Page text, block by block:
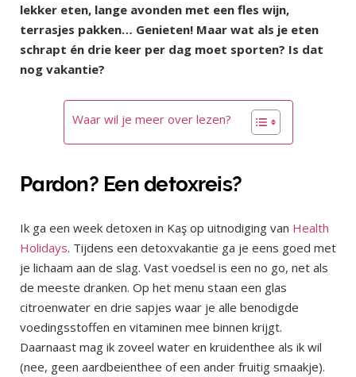
lekker eten, lange avonden met een fles wijn,
terrasjes pakken… Genieten! Maar wat als je eten
schrapt én drie keer per dag moet sporten? Is dat
nog vakantie?
Waar wil je meer over lezen?
Pardon? Een detoxreis?
Ik ga een week detoxen in Kaş op uitnodiging van Health
Holidays. Tijdens een detoxvakantie ga je eens goed met
je lichaam aan de slag. Vast voedsel is een no go, net als
de meeste dranken. Op het menu staan een glas
citroenwater en drie sapjes waar je alle benodigde
voedingsstoffen en vitaminen mee binnen krijgt.
Daarnaast mag ik zoveel water en kruidenthee als ik wil
(nee, geen aardbeienthee of een ander fruitig smaakje).